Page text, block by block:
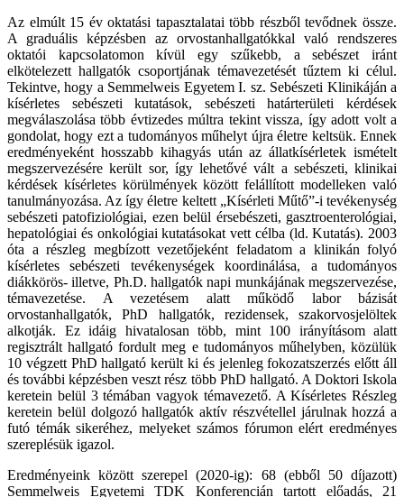
Az elmúlt 15 év oktatási tapasztalatai több részből tevődnek össze.
A graduális képzésben az orvostanhallgatókkal való rendszeres
oktatói kapcsolatomon kívül egy szűkebb, a sebészet iránt
elkötelezett hallgatók csoportjának témavezetését tűztem ki célul.
Tekintve, hogy a Semmelweis Egyetem I. sz. Sebészeti Klinikáján a
kísérletes sebészeti kutatások, sebészeti határterületi kérdések
megválaszolása több évtizedes múltra tekint vissza, így adott volt a
gondolat, hogy ezt a tudományos műhelyt újra életre keltsük. Ennek
eredményeként hosszabb kihagyás után az állatkísérletek ismételt
megszervezésére került sor, így lehetővé vált a sebészeti, klinikai
kérdések kísérletes körülmények között felállított modelleken való
tanulmányozása. Az így életre keltett „Kísérleti Műtő”-i tevékenység
sebészeti patofiziológiai, ezen belül érsebészeti, gasztroenterológiai,
hepatológiai és onkológiai kutatásokat vett célba (ld. Kutatás). 2003
óta a részleg megbízott vezetőjeként feladatom a klinikán folyó
kísérletes sebészeti tevékenységek koordinálása, a tudományos
diákkörös- illetve, Ph.D. hallgatók napi munkájának megszervezése,
témavezetése. A vezetésem alatt működő labor bázisát
orvostanhallgatók, PhD hallgatók, rezidensek, szakorvosjelöltek
alkotják. Ez idáig hivatalosan több, mint 100 irányításom alatt
regisztrált hallgató fordult meg e tudományos műhelyben, közülük
10 végzett PhD hallgató került ki és jelenleg fokozatszerzés előtt áll
és további képzésben veszt rész több PhD hallgató. A Doktori Iskola
keretein belül 3 témában vagyok témavezető. A Kísérletes Részleg
keretein belül dolgozó hallgatók aktív részvétellel járulnak hozzá a
futó témák sikeréhez, melyeket számos fórumon elért eredményes
szereplésük igazol.
Eredményeink között szerepel (2020-ig): 68 (ebből 50 díjazott)
Semmelweis Egyetemi TDK Konferencián tartott előadás, 21